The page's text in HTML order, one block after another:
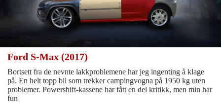
Ford S-Max (2017)
Bortsett fra de nevnte lakkproblemene har jeg ingenting å klage
på. En helt topp bil som trekker campingvogna på 1950 kg uten
problemer. Powershift-kassene har fått en del kritikk, men min har
fun